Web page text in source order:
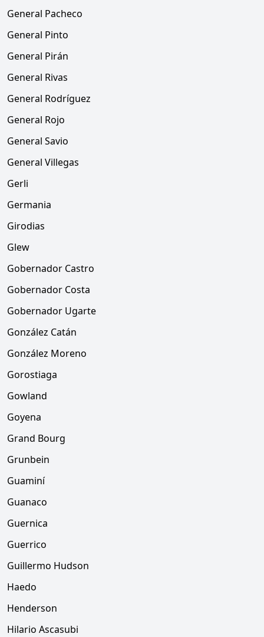
General Pacheco
General Pinto
General Pirán
General Rivas
General Rodríguez
General Rojo
General Savio
General Villegas
Gerli
Germania
Girodias
Glew
Gobernador Castro
Gobernador Costa
Gobernador Ugarte
González Catán
González Moreno
Gorostiaga
Gowland
Goyena
Grand Bourg
Grunbein
Guaminí
Guanaco
Guernica
Guerrico
Guillermo Hudson
Haedo
Henderson
Hilario Ascasubi